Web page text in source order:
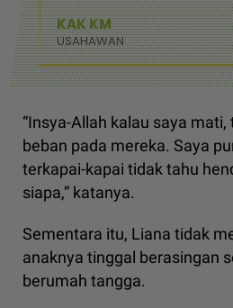
KAK KM
USAHAWAN
“Insya-Allah kalau saya
beban pada mereka. Saya
terkapai-kapai tidak tahu
siapa,” katanya.
Sementara itu, Liana tidak
anaknya tinggal berasingan
berumah tangga.